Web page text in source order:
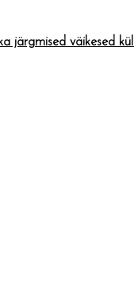
järgmised väikesed